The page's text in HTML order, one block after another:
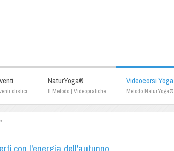
olistici
NaturYoga®
Il Metodo | Videopratiche
Videocorsi Yoga
Metodo NaturYoga®